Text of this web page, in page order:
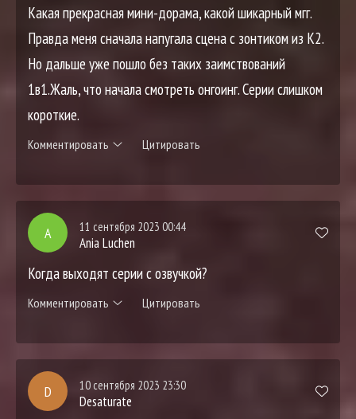
Какая прекрасная мини-дорама, какой шикарный мгг.
Правда меня сначала напугала сцена с зонтиком из К2.
Но дальше уже пошло без таких заимствований
1в1.Жаль, что начала смотреть онгоинг. Серии слишком
короткие.
Комментировать Цитировать
A 11 сентября 2023 00:44
Ania Luchen
Когда выходят серии с озвучкой?
Комментировать Цитировать
D 10 сентября 2023 23:30
Desaturate